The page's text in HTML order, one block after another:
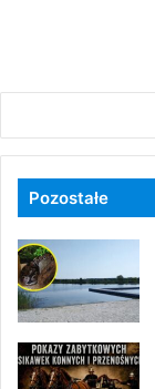
Pozostałe